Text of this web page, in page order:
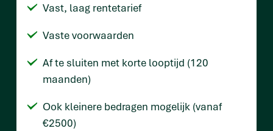
Vast, laag rentetarief
Vaste voorwaarden
Af te sluiten met korte looptijd (120
maanden)
Ook kleinere bedragen mogelijk (vanaf
€2500)